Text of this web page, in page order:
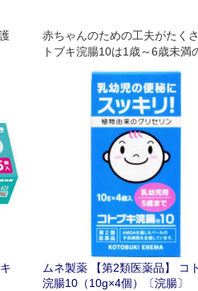
赤ちゃんのための工夫がたく
トブキ浣腸10は1歳～6歳未満
ゃん用の浣腸薬です 1歳未満の
に使用する場合に、わかりやす
う容器に半分量の目安になる目
線がついています ノズルの先
は傷つきにくいよう加工してお
お母さんが挿入しやすいよう小
では最長クラスのノズルを採用
ゃん、お母さんのためにたくさ
工夫がされています
ムネ製薬 【第2類医薬品】 コ
浣腸10（10g×4個）〔浣腸〕